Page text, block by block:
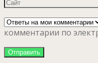
комментарии по